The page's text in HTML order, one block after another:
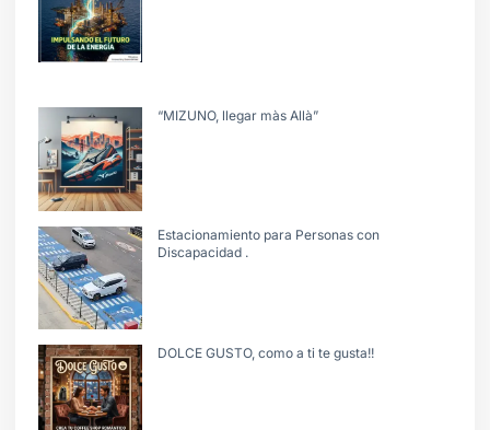
“MIZUNO, llegar màs Allà”
Estacionamiento para Personas con
Discapacidad .
DOLCE GUSTO, como a ti te gusta!!